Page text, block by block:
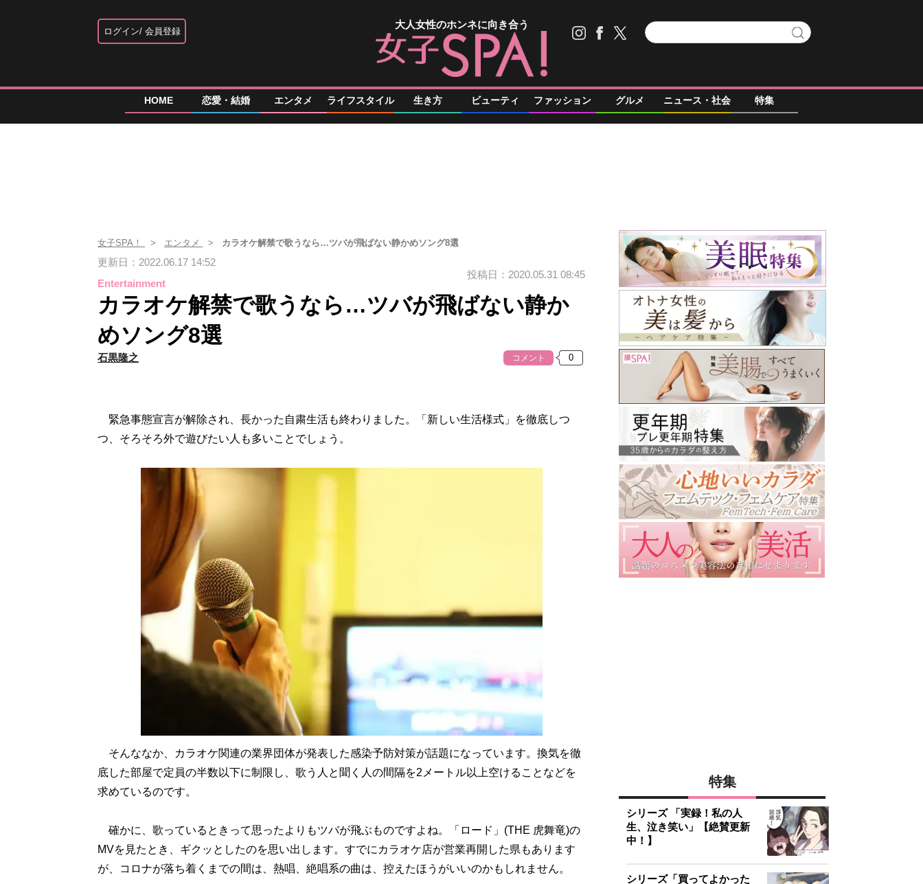
ログイン 会員登録
大人女性のホンネに向き合う
HOME 恋愛・結婚 エンタメ ライフスタイル 生き方 ビューティ ファッション グルメ ニュース・社会 特集
女子SPA！ エンタメ カラオケ解禁で歌うなら…ツバが飛ばない静かめソング8選
更新日：2022.06.17 14:52
Entertainment
投稿日：2020.05.31 08:45
カラオケ解禁で歌うなら…ツバが飛ばない静か
めソング8選
石黒隆之 コメント
緊急事態宣言が解除され、長かった自粛生活も終わりました。「新しい生活様式」を徹底しつ
つ、そろそろ外で遊びたい人も多いことでしょう。
そんななか、カラオケ関連の業界団体が発表した感染予防対策が話題になっています。換気を徹
底した部屋で定員の半数以下に制限し、歌う人と聞く人の間隔を2メートル以上空けることなどを
求めているのです。
確かに、歌っているときって思ったよりもツバが飛ぶものですよね。「ロード」(THE 虎舞竜)の
MVを見たとき、ギクッとしたのを思い出します。すでにカラオケ店が営業再開した県もあります
が、コロナが落ち着くまでの間は、熱唱、絶唱系の曲は、控えたほうがいいのかもしれません。
特集
シリーズ 「実録！私の人
生、泣き笑い」【絶賛更新
中！】
シリーズ「買ってよかった